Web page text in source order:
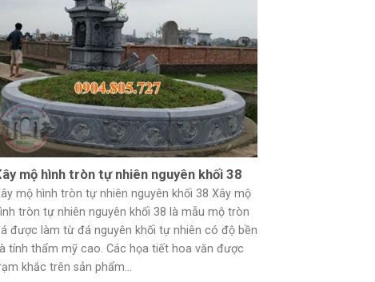
mộ hình tròn tự nhiên nguyên khối 38
mộ hình tròn tự nhiên nguyên khối 38 Xây mộ
tròn tự nhiên nguyên khối 38 là mẫu mộ tròn
được làm từ đá nguyên khối tự nhiên có độ bền
tính thẩm mỹ cao. Các họa tiết hoa văn được
khắc trên sản phẩm...